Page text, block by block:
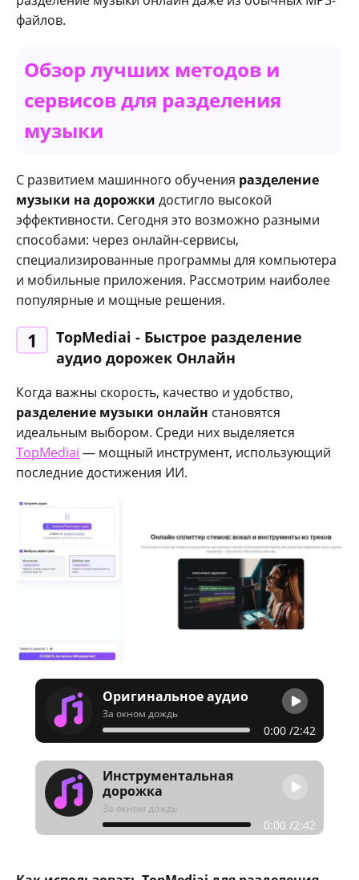
файлов.
Обзор лучших методов и
сервисов для разделения
музыки
С развитием машинного обучения разделение
музыки на дорожки достигло высокой
эффективности. Сегодня это возможно разными
способами: через онлайн‑сервисы,
специализированные программы для компьютера
и мобильные приложения. Рассмотрим наиболее
популярные и мощные решения.
1
TopMediai - Быстрое разделение
аудио дорожек Онлайн
Когда важны скорость, качество и удобство,
разделение музыки онлайн становятся
идеальным выбором. Среди них выделяется
TopMediai — мощный инструмент, использующий
последние достижения ИИ.
Оригинальное аудио
За окном дождь
0:00 /2:42
Инструментальная
дорожка
За окном дождь
0:00 /2:42